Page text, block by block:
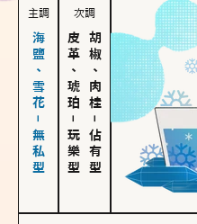
主調
海鹽、雪花－無私型
次調
皮革、琥珀
－
玩樂型
胡椒、肉桂
－
佔有型